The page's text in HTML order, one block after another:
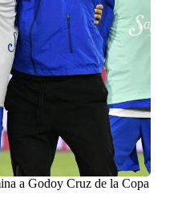
a Godoy Cruz de la Copa